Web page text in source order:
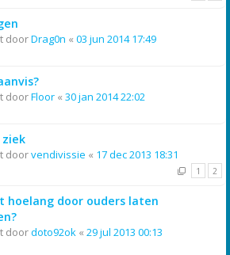
doorDrag0n « 03 jun 2014 17:49
doorFloor « 30 jan 2014 22:02
ziek
doorvendivissie « 17 dec 2013 18:31
1 2
hoelang door ouders laten
doordoto92ok « 29 jul 2013 00:13